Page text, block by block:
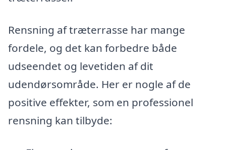
Rensning af træterrasse har mange
fordele, og det kan forbedre både
udseendet og levetiden af dit
udendørsområde. Her er nogle af de
positive effekter, som en professionel
rensning kan tilbyde: